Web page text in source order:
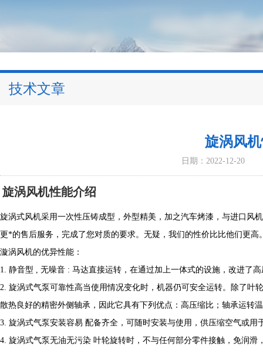
技术文章
旋涡风
日期：2022-12-20
旋涡风机性能介绍
旋涡式风机采用一次性压铸成型，外型精美，加之汽车烤漆，与进口风
更*的售后服务，完成了您对质的要求。无疑，我们的性价比比他们更高
漩涡风机的优异性能：
1. 静音型 , 无噪音 : 马达直接运转，在通过加上一体式的设施，改进了
2. 旋涡式气泵可靠性高当使用情况变化时，机器仍可安全运转。除了
散热良好的精密外侧轴承，因此它具有下列优点：高压缩比；轴承运转
3. 旋涡式气泵安装容易 配备齐全，可随时安装与使用，供压缩空气或
4. 旋涡式气泵无油无污染 叶轮旋转时，不与任何部分零件接触，免润滑